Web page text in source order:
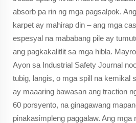
absorb pa rin ng mga pagsalpok.
karpet ay mahirap din – ang mga
espesyal na mababang pile ay
ang pagkakalitlit sa mga hibla.
Ayon sa Industrial Safety Journal
tubig, langis, o mga spill na kemikal
ay maaaring bawasan ang traction
60 porsyento, na ginagawang
pinakasimpleng paggalaw. Ang mga